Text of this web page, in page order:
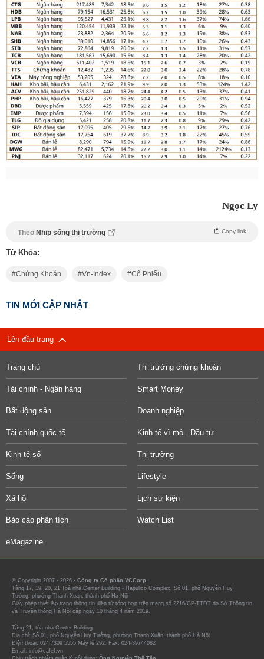
Ngọc Ly
Theo Nhịp sống thị trường Copy link
Từ Khóa:
Chứng Khoán Vn-Index Cổ Phiếu
TIN MỚI CẬP NHẬT
Lên đầu trang
Trang chủ Thị trường chứng khoán
Tài chính - Ngân hàng Smart Money
Bất động sản Doanh nghiệp
Tài chính quốc tế Kinh tế vĩ mô - Đầu tư
Kinh tế số Thị trường
Sống Lifestyle
Xã hội Lịch sự kiện
Báo cáo phân tích Watch List
eMagazine
© Copyright 2007 - 2026 - Công ty Cổ phần VCCorp.
Tầng 17, 19, 20, 21 Toà nhà Center Building - Hapulico Complex, Số 01, phố Nguyễn Huy
Tưởng, phường Thanh Xuân, thành phố Hà Nội
Giấy phép thiết lập trang thông tin điện tử tổng hợp trên mạng số 2216/GP-TTĐT do Sở Thông tin
và Truyền thông Hà Nội cấp ngày 10 tháng 4 năm 2019.
Tầng 21, tòa nhà Center Building.
Địa chỉ: Số 01, phố Nguyễn Huy Tưởng, phường Thanh Xuân, thành phố Hà Nội
Điện thoại: 024 7309 5555 Máy lẻ 292. Fax: 024-39744082
Email: info@cafef.vn